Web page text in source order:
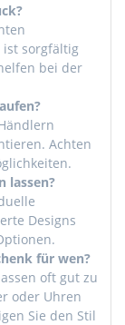
ist sorgfältig
bei der
Achten
lassen?
Designs
für wen?
oft gut zu
oder Uhren
Sie den Stil